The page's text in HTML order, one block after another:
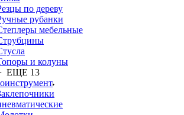
по дереву
рубанки
мебельные
и колуны
ЕЩЕ 13